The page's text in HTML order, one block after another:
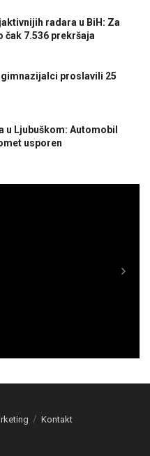
radara u BiH: Za
čak 7.536 prekršaja
proslavili 25
u Ljubuškom: Automobil
usporen
Kontakt